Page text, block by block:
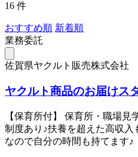
16 件
おすすめ順 新着順
業務委託
佐賀県ヤクルト販売株式会社
ヤクルト商品のお届けス
【保育所付】 保育所・職場
制度あり♪扶養を超えた高収
なので自分の時間も持てます♪